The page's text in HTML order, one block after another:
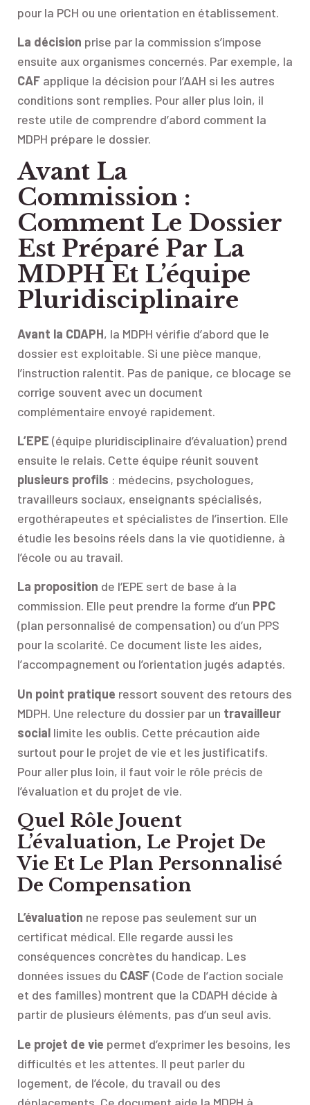
pour la PCH ou une orientation en établissement.
La décision prise par la commission s’impose
ensuite aux organismes concernés. Par exemple, la
CAF applique la décision pour l’AAH si les autres
conditions sont remplies. Pour aller plus loin, il
reste utile de comprendre d’abord comment la
MDPH prépare le dossier.
Avant La
Commission :
Comment Le Dossier
Est Préparé Par La
MDPH Et L’équipe
Pluridisciplinaire
Avant la CDAPH, la MDPH vérifie d’abord que le
dossier est exploitable. Si une pièce manque,
l’instruction ralentit. Pas de panique, ce blocage se
corrige souvent avec un document
complémentaire envoyé rapidement.
L’EPE (équipe pluridisciplinaire d’évaluation) prend
ensuite le relais. Cette équipe réunit souvent
plusieurs profils : médecins, psychologues,
travailleurs sociaux, enseignants spécialisés,
ergothérapeutes et spécialistes de l’insertion. Elle
étudie les besoins réels dans la vie quotidienne, à
l’école ou au travail.
La proposition de l’EPE sert de base à la
commission. Elle peut prendre la forme d’un PPC
(plan personnalisé de compensation) ou d’un PPS
pour la scolarité. Ce document liste les aides,
l’accompagnement ou l’orientation jugés adaptés.
Un point pratique ressort souvent des retours des
MDPH. Une relecture du dossier par un travailleur
social limite les oublis. Cette précaution aide
surtout pour le projet de vie et les justificatifs.
Pour aller plus loin, il faut voir le rôle précis de
l’évaluation et du projet de vie.
Quel Rôle Jouent
L’évaluation, Le Projet De
Vie Et Le Plan Personnalisé
De Compensation
L’évaluation ne repose pas seulement sur un
certificat médical. Elle regarde aussi les
conséquences concrètes du handicap. Les
données issues du CASF(Code de l’action sociale
et des familles) montrent que la CDAPH décide à
partir de plusieurs éléments, pas d’un seul avis.
Le projet de vie permet d’exprimer les besoins, les
difficultés et les attentes. Il peut parler du
logement, de l’école, du travail ou des
déplacements. Ce document aide la MDPH à